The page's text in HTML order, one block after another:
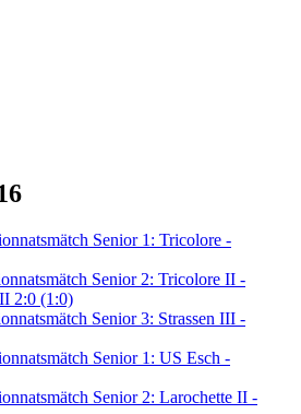
Senior 1: Tricolore -
Senior 2: Tricolore II -
2:0 (1:0)
Senior 3: Strassen III -
Senior 1: US Esch -
Senior 2: Larochette II -